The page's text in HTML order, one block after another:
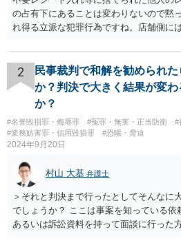
の占有下にあることは変わりないので黙
れ得る立派な犯罪行為ですね。店舗側に
るリスクは低いと思いますが、万が一検
て自重すべきです。 なお、他人のレシ
募してポイント等を詐取する行為につい
用詐欺等で検挙されるリスクがそれなり
ペーンの主催者に対しては実害を与えて
ら被害申告等される可能性は十分あるか
2
民事裁判で和解を勧められ
か？判決で大きく結果が変
か？
#名誉毀損罪・侮辱罪 #冤罪・無実・正当防衛
#
#業務妨害罪・信用毀損罪
#恐喝・脅迫
2024年9月20日
村山 大基 弁護士
＞それと判決まで行ったとしてそんなに
でしょうか？ ここは事案を知っている依
あるいは訴訟資料を持って面談に行った